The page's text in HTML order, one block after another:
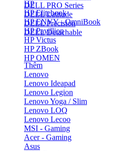
DELL PRO Series
DELL Latitude
DELL Precision
DELL Detachable
HP
HP Elitebook
HP ENVY - OmniBook
HP Pavillion
HP Victus
HP ZBook
HP OMEN
Thêm
Lenovo
Lenovo Ideapad
Lenovo Legion
Lenovo Yoga / Slim
Lenovo LOQ
Lenovo Lecoo
MSI - Gaming
Acer - Gaming
Asus